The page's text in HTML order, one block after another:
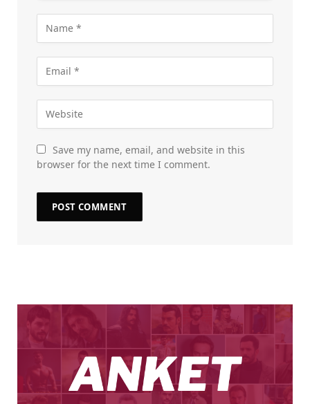
Save my name, email, and website in this
browser for the next time I comment.